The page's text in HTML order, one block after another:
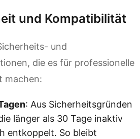
und Kompatibilität
und
die es für professionelle
machen:
: Aus Sicherheitsgründen
länger als 30 Tage inaktiv
entkoppelt. So bleibt